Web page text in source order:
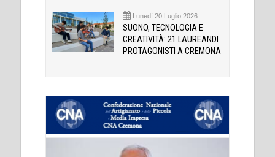
Lunedì 20 Luglio 2026
SUONO, TECNOLOGIA E
CREATIVITÀ: 21 LAUREANDI
PROTAGONISTI A CREMONA